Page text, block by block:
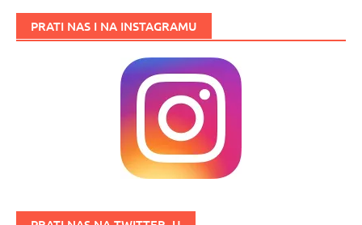
PRATI NAS I NA INSTAGRAMU